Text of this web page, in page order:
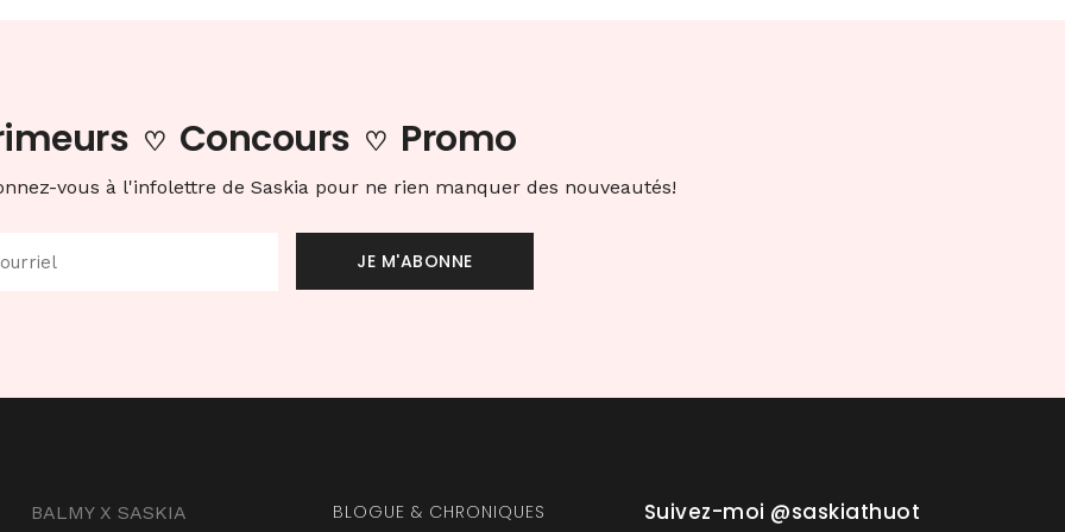
♡ Concours ♡ Promo
vous à l'infolettre de Saskia pour ne rien manquer des nouveautés!
BALMY X SASKIA
BLOGUE & CHRONIQUES Suivez-moi @saskiathuot